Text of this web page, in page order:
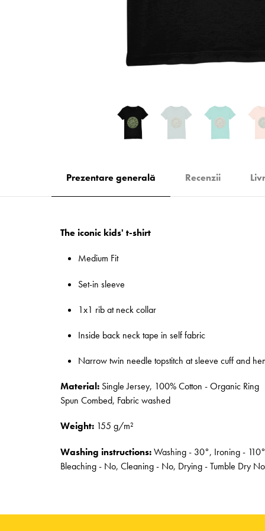
Prezentare generală Recenzii
The iconic kids' t-shirt
Medium Fit
Set-in sleeve
1x1 rib at neck collar
Inside back neck tape in self fabric
Narrow twin needle topstitch at sleeve cuff and
Material: Single Jersey, 100% Cotton - Organic Ring
Spun Combed, Fabric washed
Weight: 155 g/m²
Washing instructions:Washing - 30°, Ironing -
Bleaching - No, Cleaning - No, Drying - Tumble Dry No